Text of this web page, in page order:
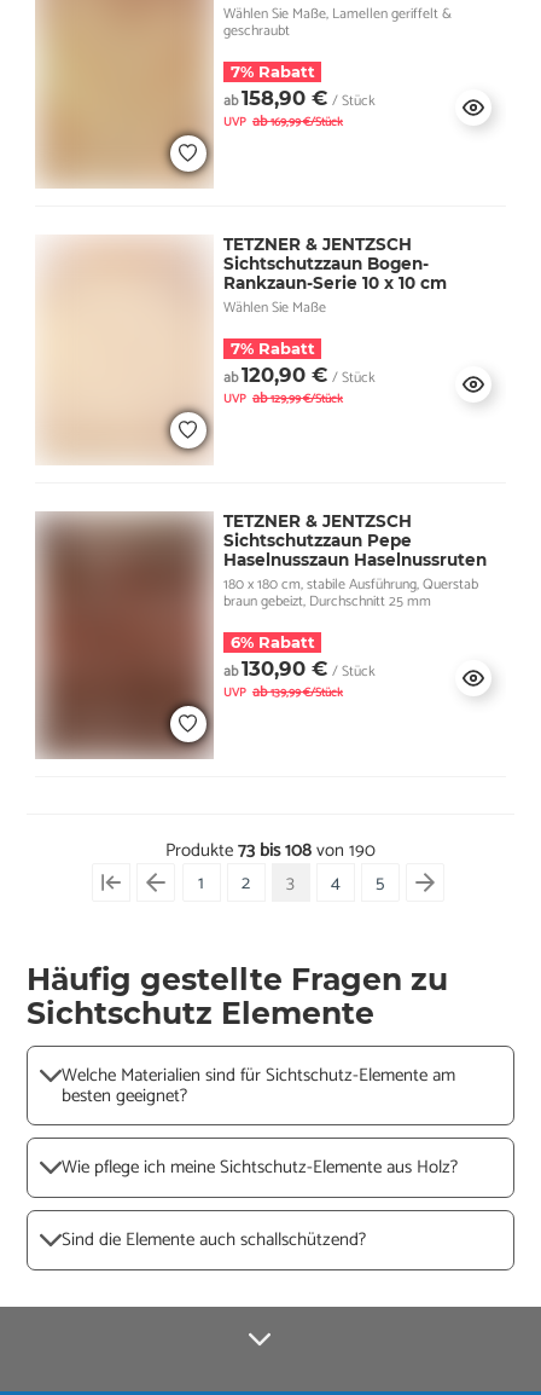
Wählen Sie Maße, Lamellen geriffelt &
geschraubt
7% Rabatt
ab158,90 € / Stück
UVP ab169,99 €/Stück
TETZNER & JENTZSCH
Sichtschutzzaun Bogen-
Rankzaun-Serie 10 x 10 cm
Wählen Sie Maße
7% Rabatt
ab120,90 € / Stück
UVP ab129,99 €/Stück
TETZNER & JENTZSCH
Sichtschutzzaun Pepe
Haselnusszaun Haselnussruten
180 x 180 cm, stabile Ausführung, Querstab
braun gebeizt, Durchschnitt 25 mm
6% Rabatt
ab130,90 € / Stück
UVP ab139,99 €/Stück
Produkte73 bis 108von 190
1
2 3 4 5
Häufig gestellte Fragen zu
Sichtschutz Elemente
Welche Materialien sind für Sichtschutz-Elemente am
besten geeignet?
Wie pflege ich meine Sichtschutz-Elemente aus Holz?
Sind die Elemente auch schallschützend?